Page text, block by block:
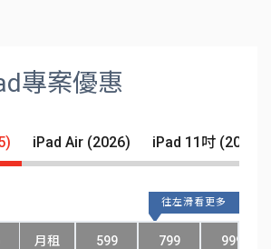
專案優惠
iPad Air (2026) iPad 11吋 (2025)
往左滑看更多
月租 599 799 999